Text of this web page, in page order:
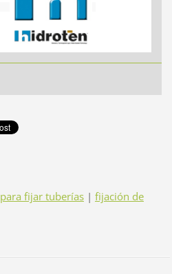
para fijar tuberías | fijación de